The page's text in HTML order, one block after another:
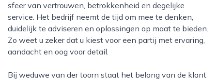
sfeer van vertrouwen, betrokkenheid en degelijke
service. Het bedrijf neemt de tijd om mee te denken,
duidelijk te adviseren en oplossingen op maat te bieden.
Zo weet u zeker dat u kiest voor een partij met ervaring,
aandacht en oog voor detail.
Bij weduwe van der toorn staat het belang van de klant